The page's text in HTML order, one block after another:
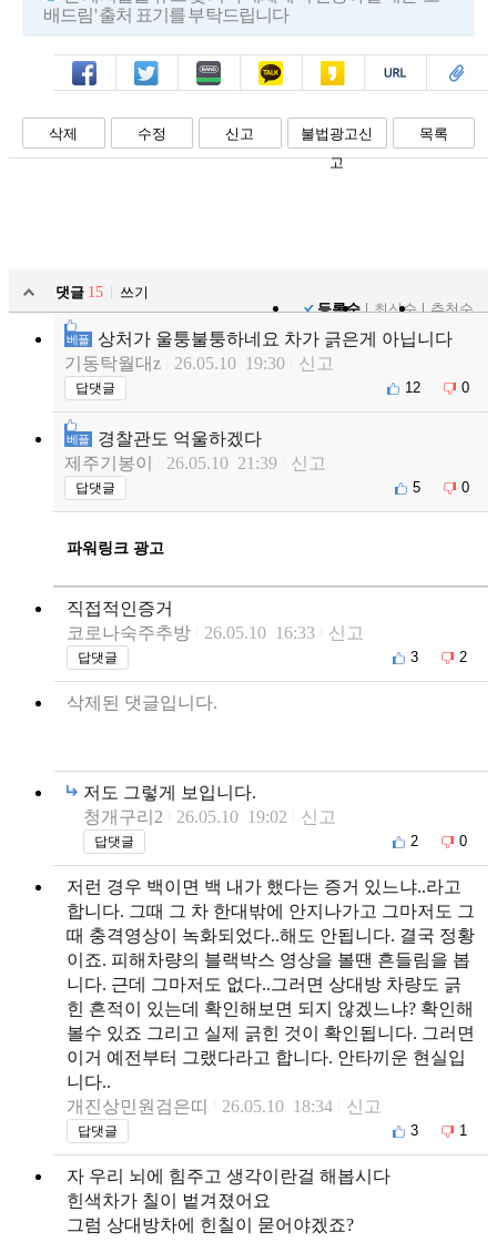
배드림' 출처 표기를 부탁드립니다
페북 트윗 밴드 카톡 카스 복사 스크랩
삭제 수정 신고
불법광고신
고
목록
댓글 15
쓰기
등록순
최신순 추천순
베플
상처가 울퉁불퉁하네요 차가 긁은게 아닙니다
기동탁월대z
26.05.10 19:30 신고
답댓글 12 0
베플
경찰관도 억울하겠다
제주기봉이
26.05.10 21:39 신고
답댓글 5 0
파워링크 광고
직접적인증거
코로나숙주추방
26.05.10 16:33 신고
답댓글 3 2
삭제된 댓글입니다.
저도 그렇게 보입니다.
청개구리2
26.05.10 19:02 신고
답댓글 2 0
저런 경우 백이면 백 내가 했다는 증거 있느냐..라고
합니다. 그때 그 차 한대밖에 안지나가고 그마저도 그
때 충격영상이 녹화되었다..해도 안됩니다. 결국 정황
이죠. 피해차량의 블랙박스 영상을 볼땐 흔들림을 봅
니다. 근데 그마저도 없다..그러면 상대방 차량도 긁
힌 흔적이 있는데 확인해보면 되지 않겠느냐? 확인해
볼수 있죠 그리고 실제 긁힌 것이 확인됩니다. 그러면
이거 예전부터 그랬다라고 합니다. 안타끼운 현실입
니다..
개진상민원검은띠
26.05.10 18:34 신고
답댓글 3 1
자 우리 뇌에 힘주고 생각이란걸 해봅시다
힌색차가 칠이 벝겨졌어요
그럼 상대방차에 힌칠이 묻어야겠죠?